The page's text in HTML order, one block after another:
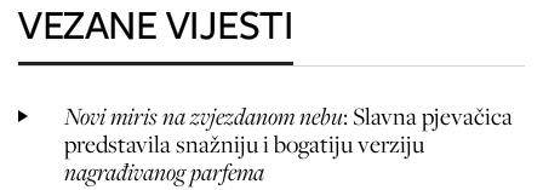
VEZANE VIJESTI
Novi miris na zvjezdanom nebu: Slavna pjevačica
predstavila snažniju i bogatiju verziju
nagrađivanog parfema